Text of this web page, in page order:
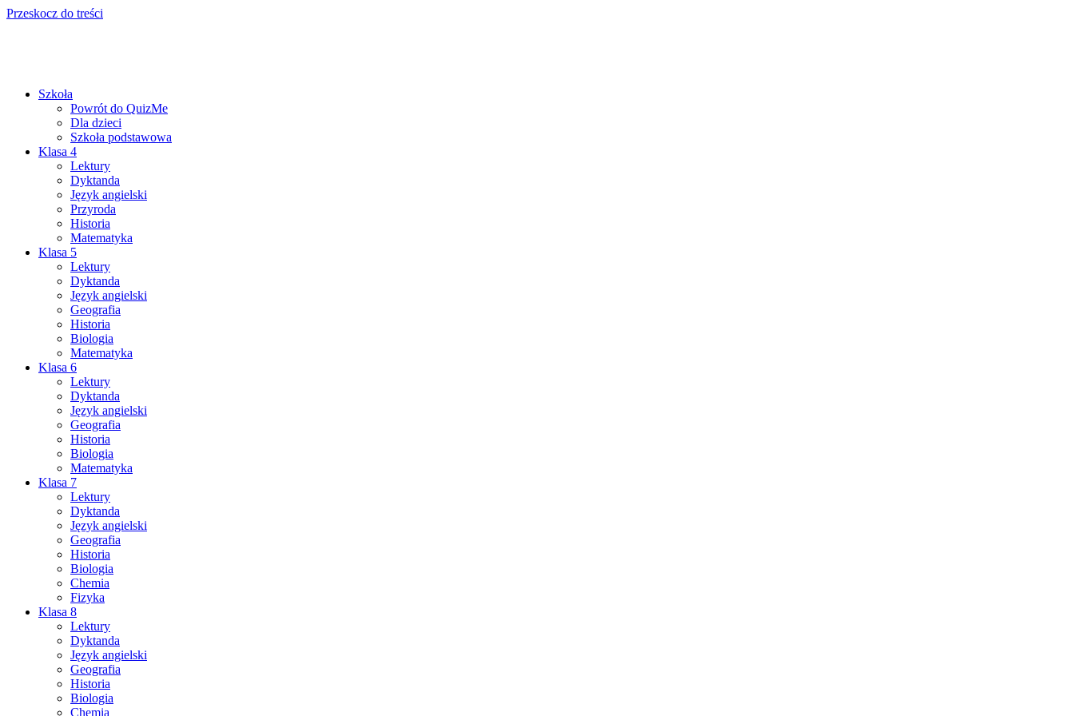
Przeskocz do treści
Szkoła
Powrót do QuizMe
Dla dzieci
Szkoła podstawowa
Klasa 4
Lektury
Dyktanda
Język angielski
Przyroda
Historia
Matematyka
Klasa 5
Lektury
Dyktanda
Język angielski
Geografia
Historia
Biologia
Matematyka
Klasa 6
Lektury
Dyktanda
Język angielski
Geografia
Historia
Biologia
Matematyka
Klasa 7
Lektury
Dyktanda
Język angielski
Geografia
Historia
Biologia
Chemia
Fizyka
Klasa 8
Lektury
Dyktanda
Język angielski
Geografia
Historia
Biologia
Chemia